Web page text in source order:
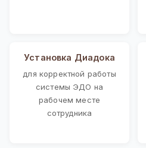
Установка Диадока
для корректной работы
системы ЭДО на
рабочем месте
сотрудника